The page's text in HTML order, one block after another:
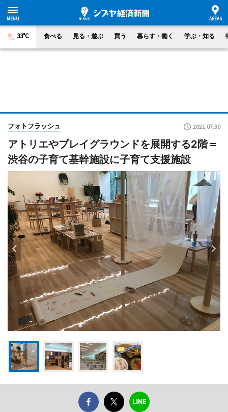
33°C 食べる 見る・遊ぶ 買う 暮らす・働く 学ぶ・知る
フォトフラッシュ 2021.07.30
アトリエやプレイグラウンドを展開する2階＝
渋谷の子育て基幹施設に子育て支援施設